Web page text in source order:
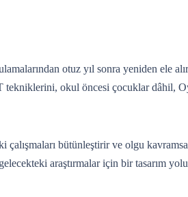
otuz yıl sonra yeniden ele
okul öncesi çocuklar dâhil,
bütünleştirir ve olgu
araştırmalar için bir tasarım yolu